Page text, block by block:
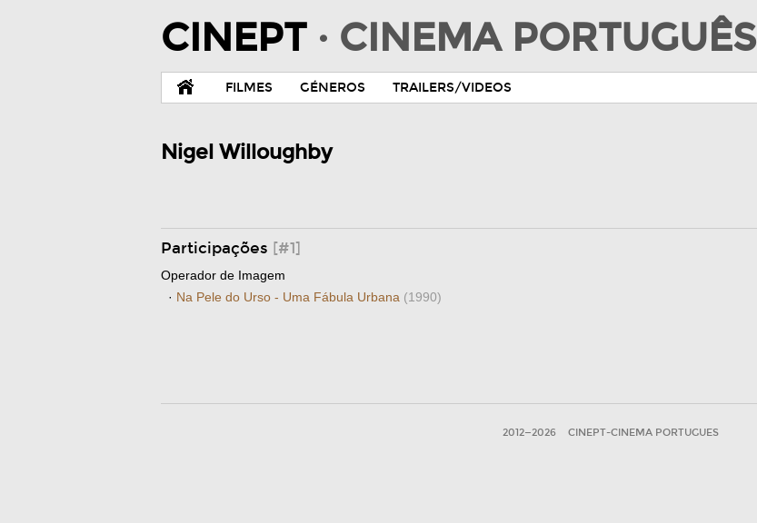
CINEPT · CINEMA PORTUGUÊS
FILMES GÉNEROS TRAILERS/VIDEOS
Nigel Willoughby
Participações [#1]
Operador de Imagem
· Na Pele do Urso - Uma Fábula Urbana (1990)
2012—2026 CINEPT-CINEMA PORTUGUES